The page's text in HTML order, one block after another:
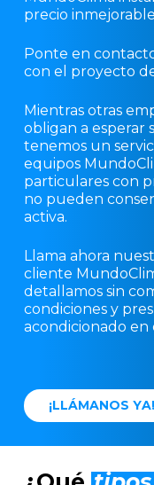
precio
Ponte en
con el proyecto
Mientras otras
obligan a esperar
tenemos un
equipos
particulares con
no pueden
activa.
Llama ahora
cliente
detallamos sin
condiciones y
acondicionado en
¡LLÁMANOS YA!